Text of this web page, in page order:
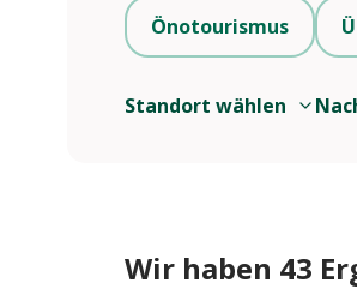
Standort wählen
Önotourismus
Wir haben 43